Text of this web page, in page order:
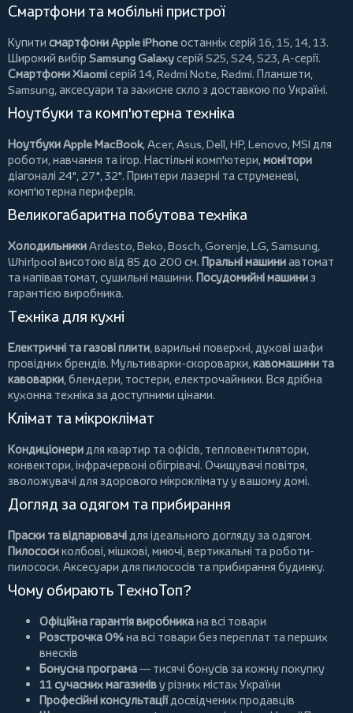
Смартфони та мобільні пристрої
Купити смартфони Apple iPhoneостанніх серій 16, 15, 14, 13.
Широкий вибір Samsung Galaxyсерій S25, S24, S23, A-серії.
Смартфони Xiaomiсерій 14, Redmi Note, Redmi. Планшети,
Samsung, аксесуари тазахисне скло з доставкою по Україні.
Ноутбуки та комп'ютерна техніка
Ноутбуки Apple MacBook, Acer, Asus, Dell, HP, Lenovo, MSI для
роботи, навчання та ігор. Настільні комп'ютери, монітори
діагоналі 24", 27", 32". Принтери лазерні та струменеві,
комп'ютерна периферія.
Великогабаритна побутова техніка
ХолодильникиArdesto, Beko, Bosch, Gorenje, LG, Samsung,
Whirlpool висотою від 85 до 200 см. Пральні машиниавтомат
та напівавтомат, сушильні машини. Посудомийні машиниз
гарантією виробника.
Техніка для кухні
Електричні та газові плити, варильні поверхні, духові шафи
провідних брендів. Мультиварки-скороварки, кавомашини та
кавоварки, блендери, тостери, електрочайники. Вся дрібна
кухонна техніка за доступними цінами.
Клімат та мікроклімат
Кондиціонери для квартир та офісів, тепловентилятори,
конвектори, інфрачервоні обігрівачі. Очищувачі повітря,
зволожувачі для здорового мікроклімату у вашому домі.
Догляд за одягом та прибирання
Праски та відпарювачі для ідеального догляду за одягом.
Пилососиколбові, мішкові, миючі, вертикальні тароботи-
пилососи. Аксесуари для пилососів та прибирання будинку.
Чому обирають ТехноТоп?
Офіційна гарантія виробникана всі товари
Розстрочка 0%на всі товари без переплат та перших
внесків
Бонусна програма— тисячі бонусів за кожну покупку
11 сучасних магазиніву різних містах України
Професійні консультаціїдосвідчених продавців